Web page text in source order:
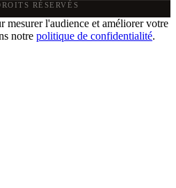
RÉSERVÉS
mesurer l'audience et améliorer votre
notre politique de confidentialité.